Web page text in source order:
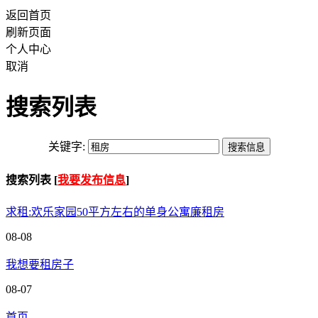
返回首页
刷新页面
个人中心
取消
搜索列表
关键字:
搜索列表 [我要发布信息]
求租:欢乐家园50平方左右的单身公寓廉租房
08-08
我想要租房子
08-07